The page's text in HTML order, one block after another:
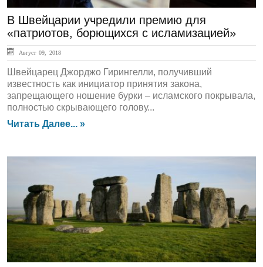
В Швейцарии учредили премию для
«патриотов, борющихся c исламизацией»
Август 09, 2018
Швейцарец Джорджо Гирингелли, получивший
известность как инициатор принятия закона,
запрещающего ношение бурки – исламского покрывала,
полностью скрывающего голову...
Читать Далее... »
ЛЕНТА НОВОСТЕЙ